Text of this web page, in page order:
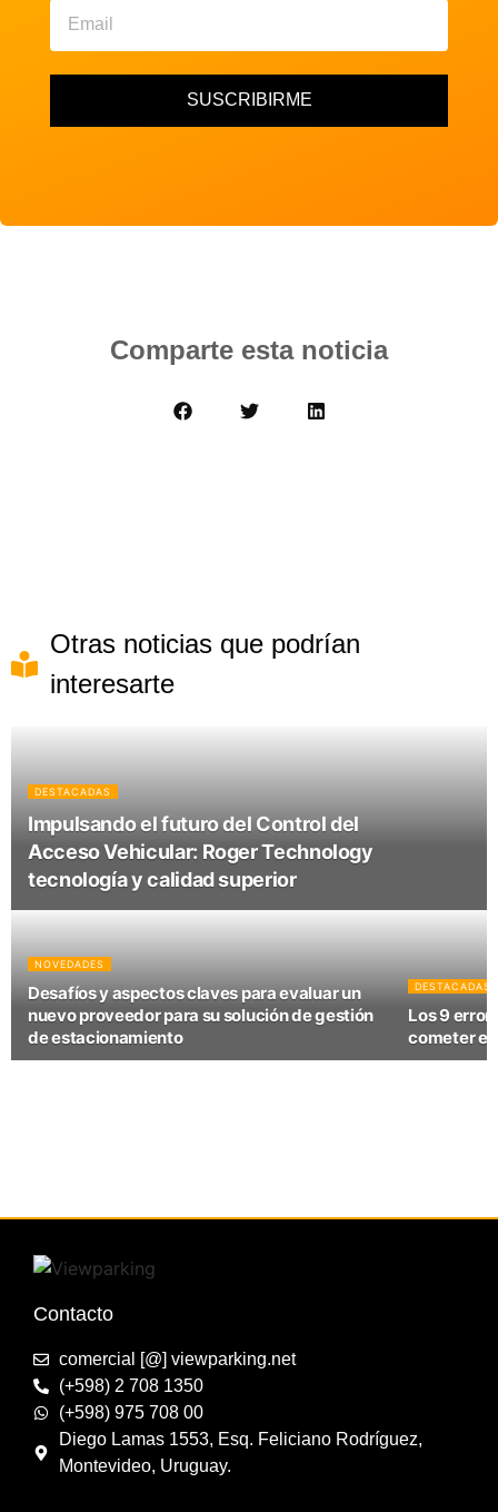
SUSCRIBIRME
Comparte esta noticia
Otras noticias que podrían
interesarte
DESTACADAS
Impulsando el futuro del Control del
Acceso Vehicular: Roger Technology
tecnología y calidad superior
NOVEDADES
Desafíos y aspectos claves para evaluar un
nuevo proveedor para su solución de gestión
de estacionamiento
DESTACADAS
Los 9
cometer
Contacto
comercial [@] viewparking.net
(+598) 2 708 1350
(+598) 975 708 00
Diego Lamas 1553, Esq. Feliciano Rodríguez,
Montevideo, Uruguay.